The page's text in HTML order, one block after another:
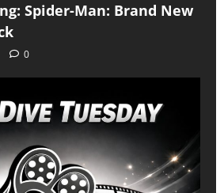
Spider-Man: Brand New
0